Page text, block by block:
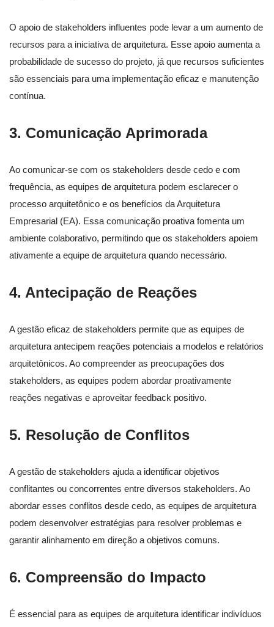
O apoio de stakeholders influentes pode levar a um aumento de
recursos para a iniciativa de arquitetura. Esse apoio aumenta a
probabilidade de sucesso do projeto, já que recursos suficientes
são essenciais para uma implementação eficaz e manutenção
contínua.
3. Comunicação Aprimorada
Ao comunicar-se com os stakeholders desde cedo e com
frequência, as equipes de arquitetura podem esclarecer o
processo arquitetônico e os benefícios da Arquitetura
Empresarial (EA). Essa comunicação proativa fomenta um
ambiente colaborativo, permitindo que os stakeholders apoiem
ativamente a equipe de arquitetura quando necessário.
4. Antecipação de Reações
A gestão eficaz de stakeholders permite que as equipes de
arquitetura antecipem reações potenciais a modelos e relatórios
arquitetônicos. Ao compreender as preocupações dos
stakeholders, as equipes podem abordar proativamente
reações negativas e aproveitar feedback positivo.
5. Resolução de Conflitos
A gestão de stakeholders ajuda a identificar objetivos
conflitantes ou concorrentes entre diversos stakeholders. Ao
abordar esses conflitos desde cedo, as equipes de arquitetura
podem desenvolver estratégias para resolver problemas e
garantir alinhamento em direção a objetivos comuns.
6. Compreensão do Impacto
É essencial para as equipes de arquitetura identificar indivíduos